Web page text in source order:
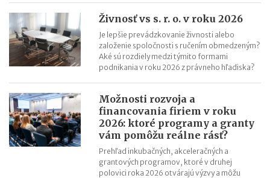
Živnosť vs s. r. o. v roku 2026
Je lepšie prevádzkovanie živnosti alebo
založenie spoločnosti s ručením obmedzeným?
Aké sú rozdiely medzi týmito formami
podnikania v roku 2026 z právneho hľadiska?
Možnosti rozvoja a
financovania firiem v roku
2026: ktoré programy a granty
vám pomôžu reálne rásť?
Prehľad inkubačných, akceleračných a
grantových programov, ktoré v druhej
polovici roka 2026 otvárajú výzvy a môžu